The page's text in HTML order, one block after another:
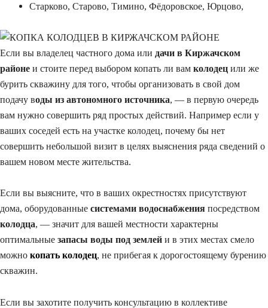
Старково, Старово, Тимино, Фёдоровское, Юрцово,
Если вы владелец частного дома или дачи в Киржачском
районе и стоите перед выбором копать ли вам колодец или же
бурить скважину для того, чтобы организовать в свой дом
подачу воды из автономного источника, — в первую очередь
вам нужно совершить ряд простых действий. Например если у
ваших соседей есть на участке колодец, почему бы нет
совершить небольшой визит в целях выяснения ряда сведений о
вашем новом месте жительства.
Если вы выясните, что в ваших окрестностях присутствуют
дома, оборудованные системами водоснабжения посредством
колодца, — значит для вашей местности характерны
оптимальные запасы воды под землей и в этих местах смело
можно копать колодец, не прибегая к дорогостоящему бурению
скважин.
Если вы захотите получить консультацию в коллективе